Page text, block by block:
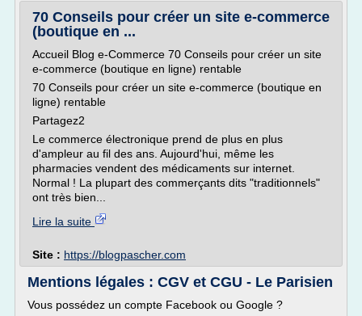
70 Conseils pour créer un site e-commerce
(boutique en ...
Accueil Blog e-Commerce 70 Conseils pour créer un site
e-commerce (boutique en ligne) rentable
70 Conseils pour créer un site e-commerce (boutique en
ligne) rentable
Partagez2
Le commerce électronique prend de plus en plus
d'ampleur au fil des ans. Aujourd'hui, même les
pharmacies vendent des médicaments sur internet.
Normal ! La plupart des commerçants dits "traditionnels"
ont très bien...
Lire la suite
Site : https://blogpascher.com
Mentions légales : CGV et CGU - Le Parisien
Vous possédez un compte Facebook ou Google ?